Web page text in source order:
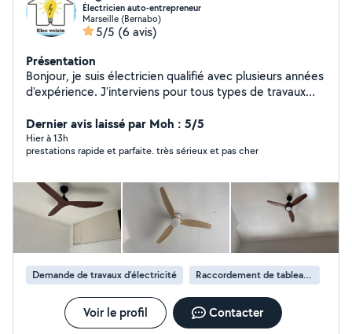
Électricien auto-entrepreneur
Marseille (Bernabo)
5/5 (6 avis)
Présentation
Bonjour, je suis électricien qualifié avec plusieurs années
d'expérience. J'interviens pour tous types de travaux
et rénovation. Je travaille avec sérieux et efficacité pour
garantir un service de qualité. N'hésitez pas à me
contacter pour un devis ou toute question !
Dernier avis laissé par Moh : 5/5
Hier à 13h
prestations rapide et parfaite. très sérieux et pas cher
Demande de travaux d’électricité Raccordement de tableau électrique
Voir le profil Contacter